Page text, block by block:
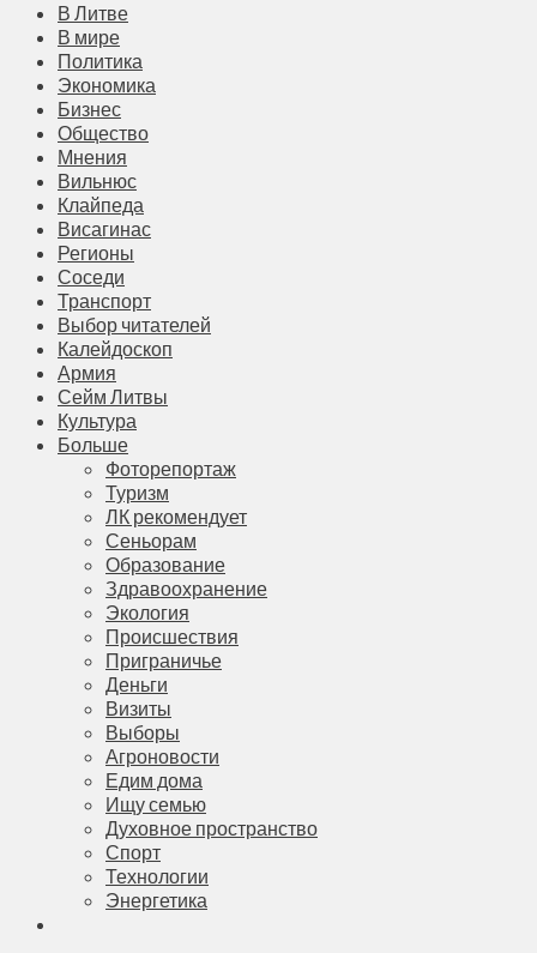
В Литве
В мире
Политика
Экономика
Бизнес
Общество
Мнения
Вильнюс
Клайпеда
Висагинас
Регионы
Соседи
Транспорт
Выбор читателей
Калейдоскоп
Армия
Сейм Литвы
Культура
Больше
Фоторепортаж
Туризм
ЛК рекомендует
Сеньорам
Образование
Здравоохранение
Экология
Происшествия
Приграничье
Деньги
Визиты
Выборы
Агроновости
Едим дома
Ищу семью
Духовное пространство
Спорт
Технологии
Энергетика